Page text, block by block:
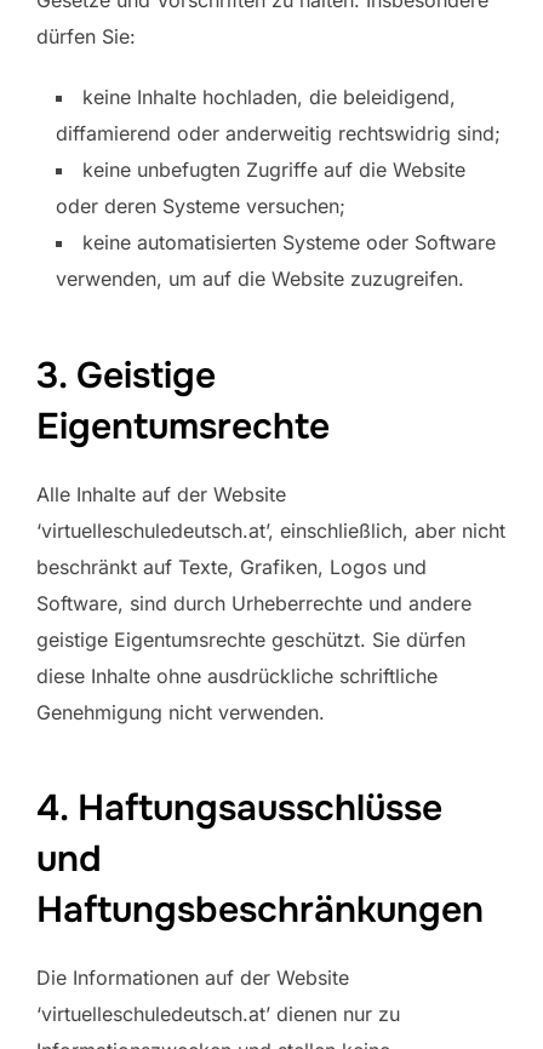
dürfen Sie:
keine Inhalte hochladen, die beleidigend,
diffamierend oder anderweitig rechtswidrig sind;
keine unbefugten Zugriffe auf die Website
oder deren Systeme versuchen;
keine automatisierten Systeme oder Software
verwenden, um auf die Website zuzugreifen.
3. Geistige
Eigentumsrechte
Alle Inhalte auf der Website
‘virtuelleschuledeutsch.at’, einschließlich, aber nicht
beschränkt auf Texte, Grafiken, Logos und
Software, sind durch Urheberrechte und andere
geistige Eigentumsrechte geschützt. Sie dürfen
diese Inhalte ohne ausdrückliche schriftliche
Genehmigung nicht verwenden.
4. Haftungsausschlüsse
und
Haftungsbeschränkungen
Die Informationen auf der Website
‘virtuelleschuledeutsch.at’ dienen nur zu